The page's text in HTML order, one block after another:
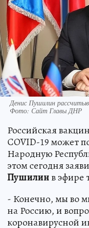
Денис Пушилин
Фото: Сайт Главы ДНР
Российская
COVID-19 может
Народную
этом сегодня
Пушилинв эфире
- Конечно, мы во
на Россию, и
коронавирусной